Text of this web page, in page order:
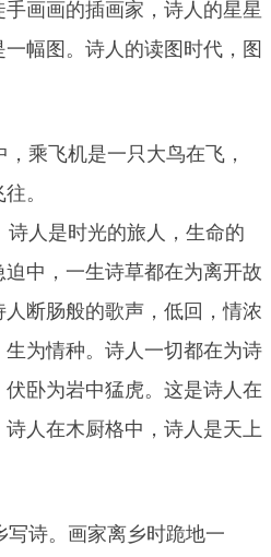
画画的插画家，诗人的星星
幅图。诗人的读图时代，图
乘飞机是一只大鸟在飞，
。
人是时光的旅人，生命的
中，一生诗草都在为离开故
断肠般的歌声，低回，情浓
为情种。诗人一切都在为诗
卧为岩中猛虎。这是诗人在
人在木厨格中，诗人是天上
诗。画家离乡时跪地一